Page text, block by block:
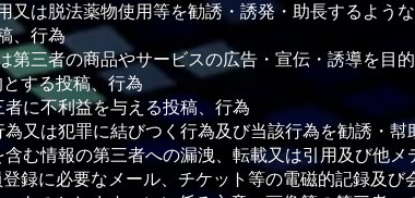
⼜は脱法薬物使⽤等を勧誘・誘発・助⻑するよう
、⾏為
第三者の商品やサービスの広告・宣伝・誘導を⽬
する投稿、⾏為
者に不利益を与える投稿、⾏為
為⼜は犯罪に結びつく⾏為及び当該⾏為を勧誘・
む情報の第三者への漏洩、転載⼜は引⽤及び他メ
録に必要なメール、チケット等の電磁的記録及び